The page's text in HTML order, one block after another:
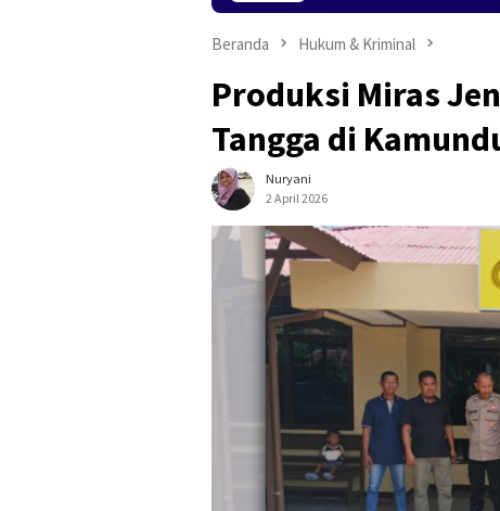
Beranda Hukum & Kriminal
Produksi Miras
Tangga di
Nuryani
2 April 2026